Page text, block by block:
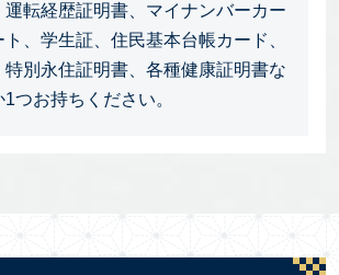
転経歴証明書、マイナンバーカー
ト、学生証、住民基本台帳カード、
別永住証明書、各種健康証明書な
つお持ちください。